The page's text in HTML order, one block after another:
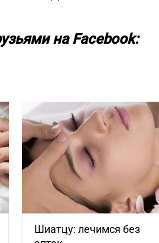
на Facebook:
Шиатцу: лечимся без